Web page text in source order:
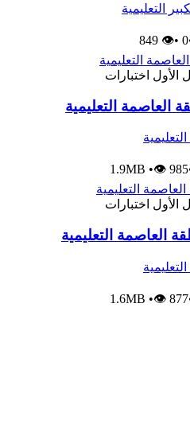
التعليمية
0
•
👁 849
الأول اختبارات
العاصمة التعليمية
1.9MB •👁 985
الأول اختبارات
العاصمة التعليمية
1.6MB •👁 877